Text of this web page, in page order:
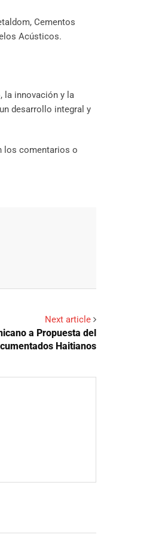
Cementos
Acústicos.
la innovación y la
desarrollo integral y
los comentarios o
Next article
a Propuesta del
Haitianos